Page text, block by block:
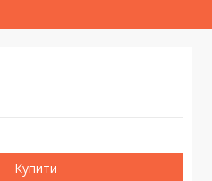
Купити